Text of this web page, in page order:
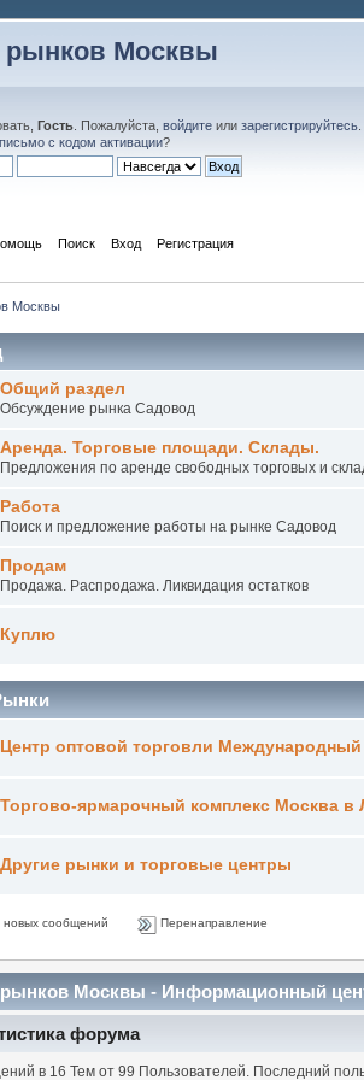
Москвы
Гость . Пожалуйста,войдите илизарегистрируйтесь
письмо с кодом активации?
Поиск Вход Регистрация
Москвы
Общий раздел
Обсуждение рынка Садовод
Аренда. Торговые площади. Склады.
Предложения по аренде свободных торговых и
Работа
Поиск и предложение работы на рынке Садовод
Продам
Продажа. Распродажа. Ликвидация остатков
Куплю
Центр оптовой торговли Международный
Торгово-ярмарочный комплекс Москва в
Другие рынки и торговые центры
новых сообщений Перенаправление
Москвы - Информационный
форума
в 16 Тем от 99 Пользователей. Последний